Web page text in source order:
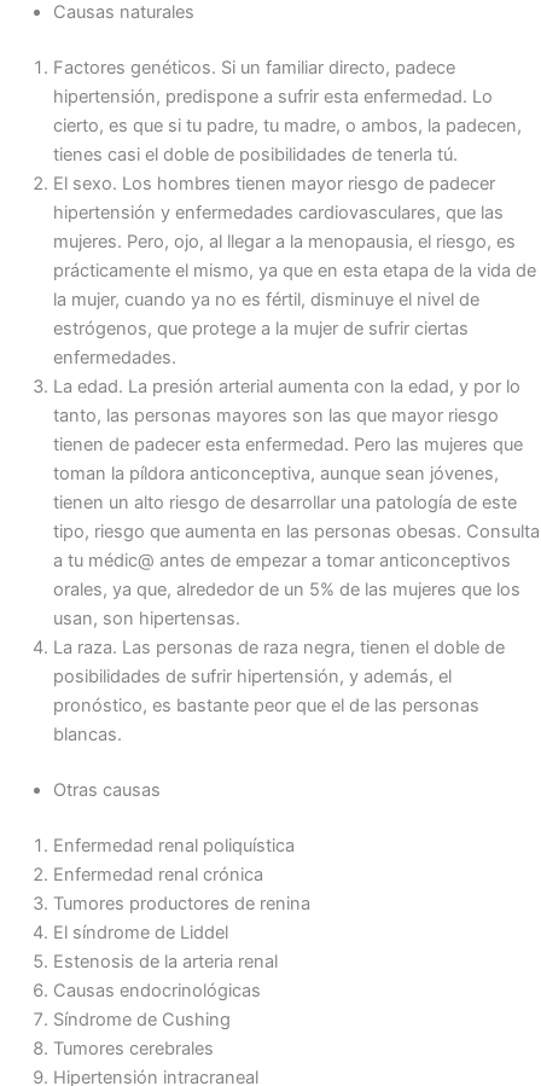
Causas naturales
Factores genéticos. Si un familiar directo, padece
hipertensión, predispone a sufrir esta enfermedad. Lo
cierto, es que si tu padre, tu madre, o ambos, la padecen,
tienes casi el doble de posibilidades de tenerla tú.
El sexo. Los hombres tienen mayor riesgo de padecer
hipertensión y enfermedades cardiovasculares, que las
mujeres. Pero, ojo, al llegar a la menopausia, el riesgo, es
prácticamente el mismo, ya que en esta etapa de la vida de
la mujer, cuando ya no es fértil, disminuye el nivel de
estrógenos, que protege a la mujer de sufrir ciertas
enfermedades.
La edad. La presión arterial aumenta con la edad, y por lo
tanto, las personas mayores son las que mayor riesgo
tienen de padecer esta enfermedad. Pero las mujeres que
toman la píldora anticonceptiva, aunque sean jóvenes,
tienen un alto riesgo de desarrollar una patología de este
tipo, riesgo que aumenta en las personas obesas. Consulta
a tu médic@ antes de empezar a tomar anticonceptivos
orales, ya que, alrededor de un 5% de las mujeres que los
usan, son hipertensas.
La raza. Las personas de raza negra, tienen el doble de
posibilidades de sufrir hipertensión, y además, el
pronóstico, es bastante peor que el de las personas
blancas.
Otras causas
Enfermedad renal poliquística
Enfermedad renal crónica
Tumores productores de renina
El síndrome de Liddel
Estenosis de la arteria renal
Causas endocrinológicas
Síndrome de Cushing
Tumores cerebrales
Hipertensión intracraneal